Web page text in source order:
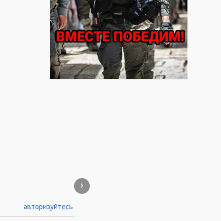
›
авторизуйтесь